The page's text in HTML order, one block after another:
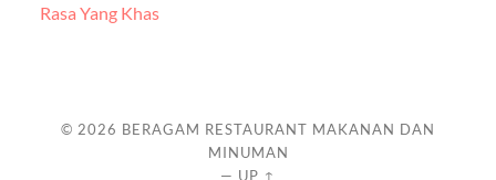
Rasa Yang Khas
© 2026 BERAGAM RESTAURANT MAKANAN DAN
MINUMAN
— UP ↑